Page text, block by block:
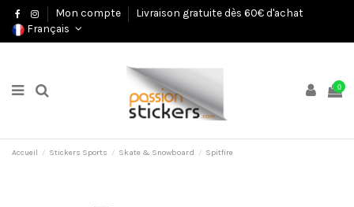
Mon compte
Livraison gratuite dès 60€ d'achat
Français
0
Accueil Stickers Sports Skate & Snowboard Spitfire